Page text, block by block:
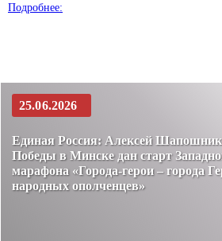
Подробнее:
25.06.2026
Единая Россия: Алексей
Победы в Минске дан старт
марафона «Города-герои – города
народных ополченцев»